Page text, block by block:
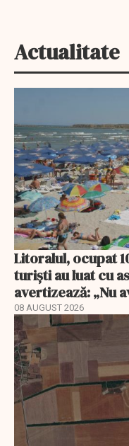
Actualitate
Litoralul, ocupat
turiști au luat cu
avertizează: „Nu
08 AUGUST 2026